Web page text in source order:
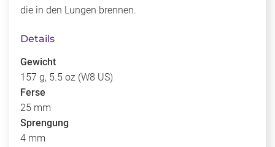
die in den Lungen brennen.
Details
Gewicht
157 g, 5.5 oz (W8 US)
Ferse
25 mm
Sprengung
4 mm